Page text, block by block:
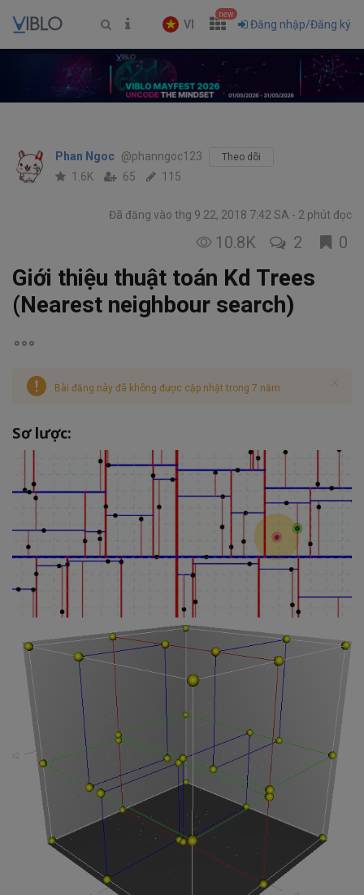
VI
new
Đăng nhập/Đăng ký
Phan Ngoc @phanngoc123 Theo dõi
1.6K 65 115
Đã đăng vào thg 9 22, 2018 7:42 SA 2 phút đọc
10.8K 2 0
Giới thiệu thuật toán Kd Trees
(Nearest neighbour search)
Bài đăng này đã không được cập nhật trong 7 năm
Sơ lược: